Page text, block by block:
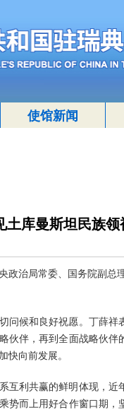
使馆新闻
土库曼斯坦民族
政治局常委、国务院副
问候和良好祝愿。丁薛
伙伴，再到全面战略伙
快向前发展。
互利共赢的鲜明体现，
势而上用好合作窗口期